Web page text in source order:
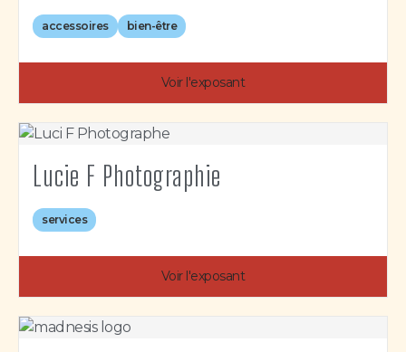
accessoires bien-être
Voir l'exposant
Lucie F Photographie
services
Voir l'exposant